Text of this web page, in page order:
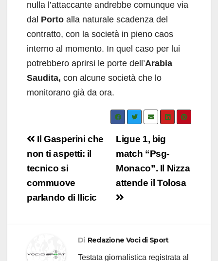
nulla l’attaccante andrebbe comunque via
dal Porto alla naturale scadenza del
contratto, con la società in pieno caos
interno al momento. In quel caso per lui
potrebbero aprirsi le porte dell’Arabia
Saudita, con alcune società che lo
monitorano già da ora.
Navigazione
articoli
Ligue 1, big
match “Psg-
Monaco”. Il Nizza
attende il Tolosa
Il Gasperini che
non ti aspetti: il
tecnico si
commuove
parlando di Ilicic
Di Redazione Voci di Sport
Testata giornalistica registrata al